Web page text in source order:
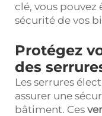
clé, vous pouvez
sécurité de vos
Protégez
des
Les serrures
assurer une
bâtiment. Ces